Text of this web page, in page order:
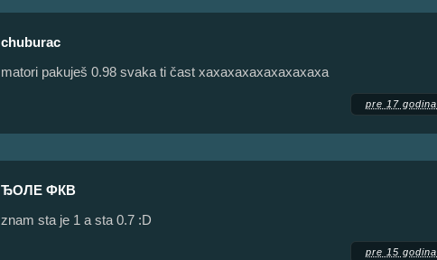
chuburac
matori pakuješ 0.98 svaka ti čast xaxaxaxaxaxaxaxaxa
pre 17 godina
ЂОЛЕ ФКВ
znam sta je 1 a sta 0.7 :D
pre 15 godina